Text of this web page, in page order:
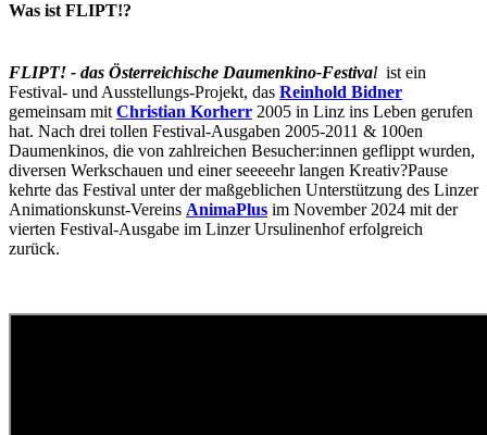
Was ist FLIPT!?
FLIPT! - das Österreichische Daumenkino-Festival ist ein
Festival- und Ausstellungs-Projekt, das Reinhold Bidner
gemeinsam mitChristian Korherr 2005 in Linz ins Leben gerufen
hat. Nach drei tollen Festival-Ausgaben 2005-2011 & 100en
Daumenkinos, die von zahlreichen Besucher:innen geflippt wurden,
diversen Werkschauen und einer seeeeehr langen Kreativ?Pause
kehrte das Festival unter der maßgeblichen Unterstützung des Linzer
Animationskunst-Vereins AnimaPlus im November 2024 mit der
vierten Festival-Ausgabe im Linzer Ursulinenhof erfolgreich
zurück.